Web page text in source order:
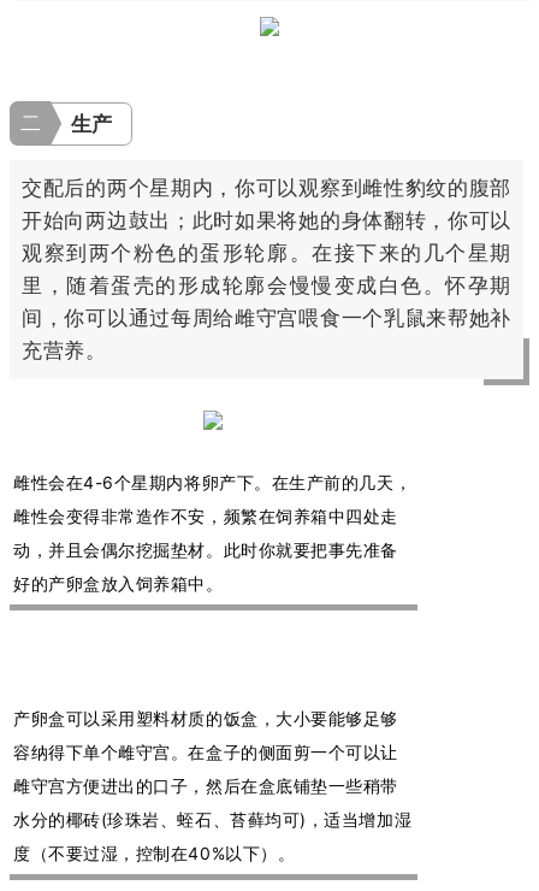
二 生产
交配后的两个星期内，你可以观察到雌性豹纹的腹部
开始向两边鼓出；此时如果将她的身体翻转，你可以
观察到两个粉色的蛋形轮廓。在接下来的几个星期
里，随着蛋壳的形成轮廓会慢慢变成白色。怀孕期
间，你可以通过每周给雌守宫喂食一个乳鼠来帮她补
充营养。
雌性会在4-6个星期内将卵产下。在生产前的几天，
雌性会变得非常造作不安，频繁在饲养箱中四处走
动，并且会偶尔挖掘垫材。此时你就要把事先准备
好的产卵盒放入饲养箱中。
产卵盒可以采用塑料材质的饭盒，大小要能够足够
容纳得下单个雌守宫。在盒子的侧面剪一个可以让
雌守宫方便进出的口子，然后在盒底铺垫一些稍带
水分的椰砖(珍珠岩、蛭石、苔藓均可)，适当增加湿
度（不要过湿，控制在40%以下）。